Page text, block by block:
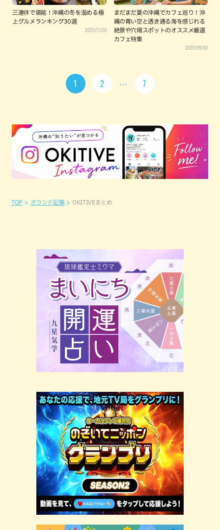
三連休で堪能！沖縄の冬を温める極
上グルメランキング30選
2025/11/20
まだまだ夏の沖縄でカフェ巡り！沖
縄の青い空と透き通る海を感じれる
絶景や穴場スポットのオススメ厳選
カフェ特集
2025/09/30
1 2 7
TOP オウンド記事 OKITIVEまとめ